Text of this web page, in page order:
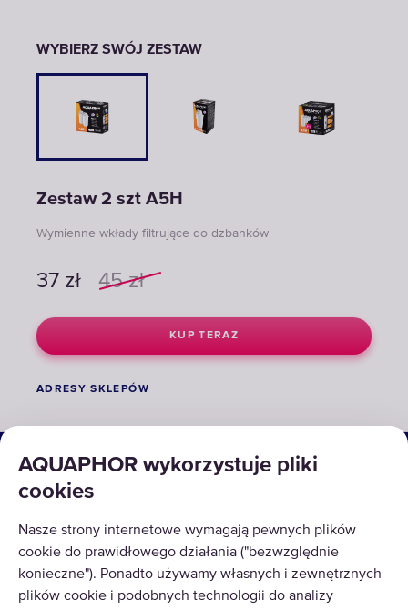
WYBIERZ SWÓJ ZESTAW
Zestaw 2 szt A5H
Wymienne wkłady filtrujące do dzbanków
37 zł 45 zł
KUP TERAZ
ADRESY SKLEPÓW
AQUAPHOR wykorzystuje pliki
cookies
Nasze strony internetowe wymagają pewnych plików
cookie do prawidłowego działania ("bezwzględnie
konieczne"). Ponadto używamy własnych i zewnętrznych
plików cookie i podobnych technologii do analizy
PRODUKTY
O NAS